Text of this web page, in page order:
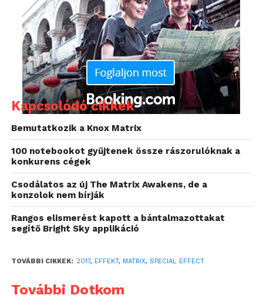
A leghíresebb jelenet természetesen az lett, amikor
ügynök próbálják egymást eltalálni kézifegyverrel
fejében, hogy mégis mi a fene lehet a zöld, lefelé
Kapcsolódó cikkek
Bemutatkozik a Knox Matrix
100 notebookot gyűjtenek össze rászorulóknak a
konkurens cégek
Csodálatos az új The Matrix Awakens, de a
konzolok nem bírják
Rangos elismerést kapott a bántalmazottakat
segítő Bright Sky applikáció
TOVÁBBI CIKKEK: 2017, EFFEKT, MATRIX, SPECIAL EFFECT
További Dotkom